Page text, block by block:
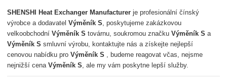
SHENSHI Heat Exchanger Manufacturer​ je profesionální čínský
výrobce a dodavatelVýměník S, poskytujeme zakázkovou
velkoobchodníVýměník S továrnu, soukromou značkuVýměník S a
Výměník S smluvní výrobu, kontaktujte nás a získejte nejlepší
cenovou nabídku proVýměník S , budeme reagovat včas, nejsme
nejnižší cenaVýměník S, ale my vám poskytne lepší služby.